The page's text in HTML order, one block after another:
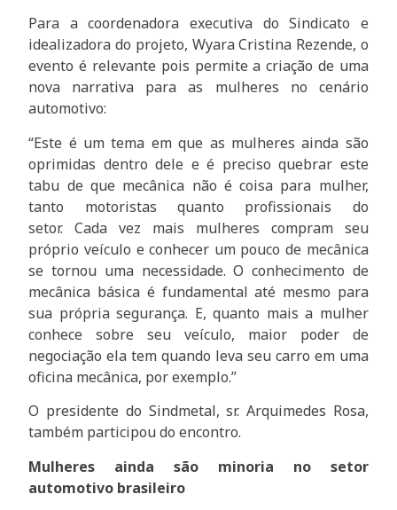
Para a coordenadora executiva do Sindicato e
idealizadora do projeto, Wyara Cristina Rezende, o
evento é relevante pois permite a criação de uma
nova narrativa para as mulheres no cenário
automotivo:
“Este é um tema em que as mulheres ainda são
oprimidas dentro dele e é preciso quebrar este
tabu de que mecânica não é coisa para mulher,
tanto motoristas quanto profissionais do
setor. Cada vez mais mulheres compram seu
próprio veículo e conhecer um pouco de mecânica
se tornou uma necessidade. O conhecimento de
mecânica básica é fundamental até mesmo para
sua própria segurança. E, quanto mais a mulher
conhece sobre seu veículo, maior poder de
negociação ela tem quando leva seu carro em uma
oficina mecânica, por exemplo.”
O presidente do Sindmetal, sr. Arquimedes Rosa,
também participou do encontro.
Mulheres ainda são minoria no setor
automotivo brasileiro